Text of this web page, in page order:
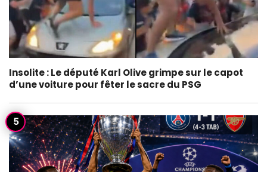
Insolite : Le député Karl Olive grimpe sur le capot
d’une voiture pour fêter le sacre du PSG